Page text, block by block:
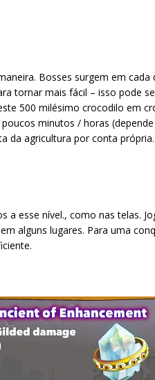
Bosses surgem em cada
tornar mais fácil – isso pode
500 milésimo crocodilo em
minutos / horas
da agricultura por conta própria.
a esse nível., como nas telas.
alguns lugares. Para uma